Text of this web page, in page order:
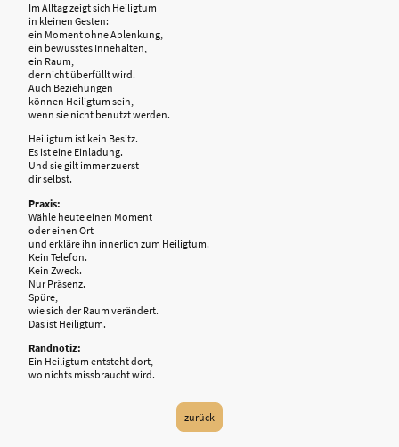
Im Alltag zeigt sich Heiligtum
in kleinen Gesten:
ein Moment ohne Ablenkung,
ein bewusstes Innehalten,
ein Raum,
der nicht überfüllt wird.
Auch Beziehungen
können Heiligtum sein,
wenn sie nicht benutzt werden.
Heiligtum ist kein Besitz.
Es ist eine Einladung.
Und sie gilt immer zuerst
dir selbst.
Praxis:
Wähle heute einen Moment
oder einen Ort
und erkläre ihn innerlich zum Heiligtum.
Kein Telefon.
Kein Zweck.
Nur Präsenz.
Spüre,
wie sich der Raum verändert.
Das ist Heiligtum.
Randnotiz:
Ein Heiligtum entsteht dort,
wo nichts missbraucht wird.
zurück